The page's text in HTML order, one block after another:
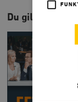
Du gillar